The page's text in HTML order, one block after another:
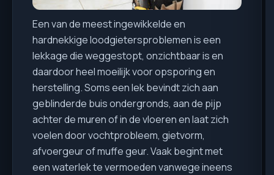
Een van de meest ingewikkelde en
hardnekkige loodgietersproblemen is een
lekkage die weggestopt, onzichtbaar is en
daardoor heel moeilijk voor opsporing en
herstelling. Soms een lek bevindt zich aan
geblinderde buis ondergronds, aan de pijp
achter de muren of in de vloeren en laat zich
voelen door vochtprobleem, gietvorm,
afvoergeur of muffe geur. Vaak begint met
een waterlek te vermoeden vanwege ineens